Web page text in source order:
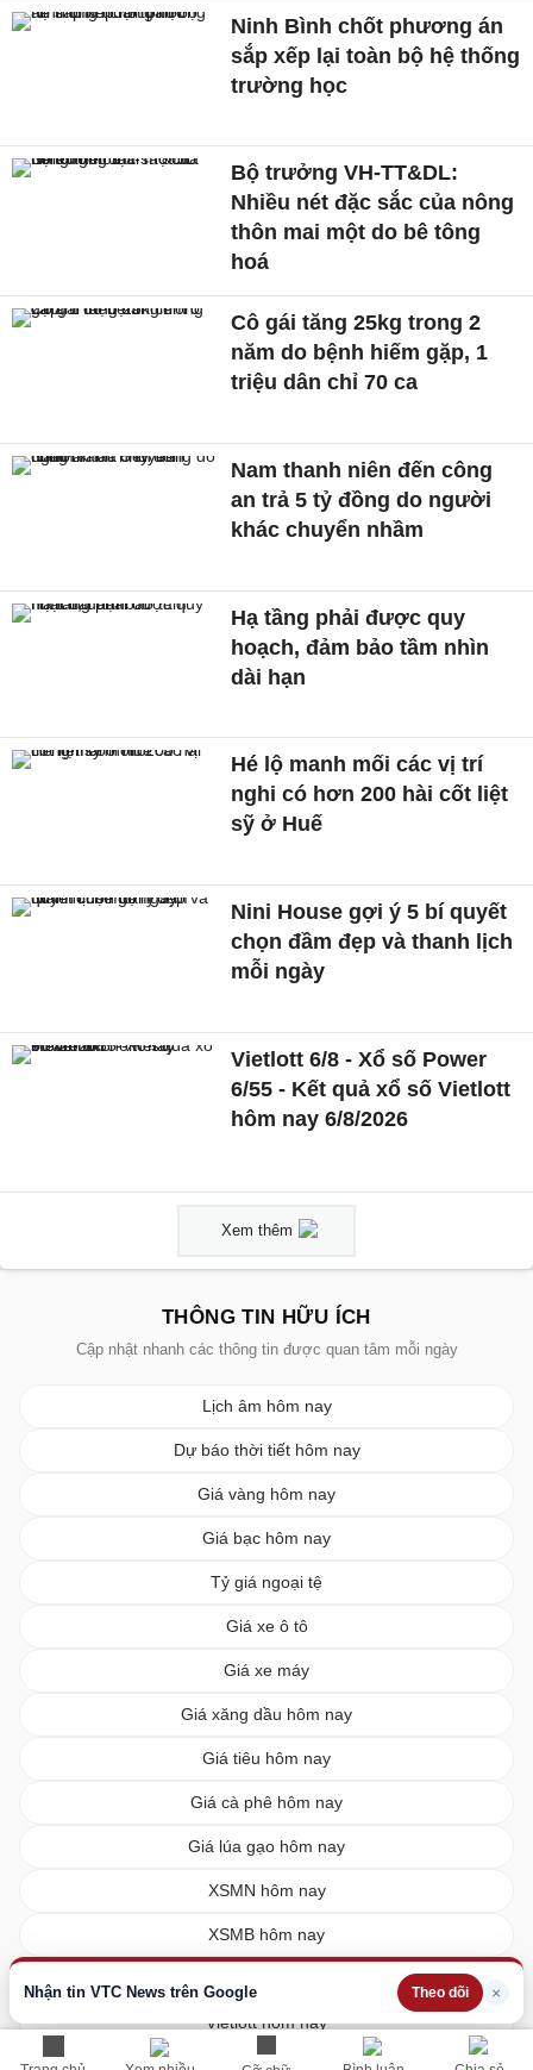
Nhận tin VTC News trên Google Theo dõi ×
Ninh Bình chốt phương án
sắp xếp lại toàn bộ hệ thống
trường học
Bộ trưởng VH-TT&DL:
Nhiều nét đặc sắc của nông
thôn mai một do bê tông
hoá
Cô gái tăng 25kg trong 2
năm do bệnh hiếm gặp, 1
triệu dân chỉ 70 ca
Nam thanh niên đến công
an trả 5 tỷ đồng do người
khác chuyển nhầm
Hạ tầng phải được quy
hoạch, đảm bảo tầm nhìn
dài hạn
Hé lộ manh mối các vị trí
nghi có hơn 200 hài cốt liệt
sỹ ở Huế
Nini House gợi ý 5 bí quyết
chọn đầm đẹp và thanh lịch
mỗi ngày
Vietlott 6/8 - Xổ số Power
6/55 - Kết quả xổ số Vietlott
hôm nay 6/8/2026
Xem thêm
THÔNG TIN HỮU ÍCH
Cập nhật nhanh các thông tin được quan tâm mỗi ngày
Lịch âm hôm nay
Dự báo thời tiết hôm nay
Giá vàng hôm nay
Giá bạc hôm nay
Tỷ giá ngoại tệ
Giá xe ô tô
Giá xe máy
Giá xăng dầu hôm nay
Giá tiêu hôm nay
Giá cà phê hôm nay
Giá lúa gạo hôm nay
XSMN hôm nay
XSMB hôm nay
Vietlott hôm nay